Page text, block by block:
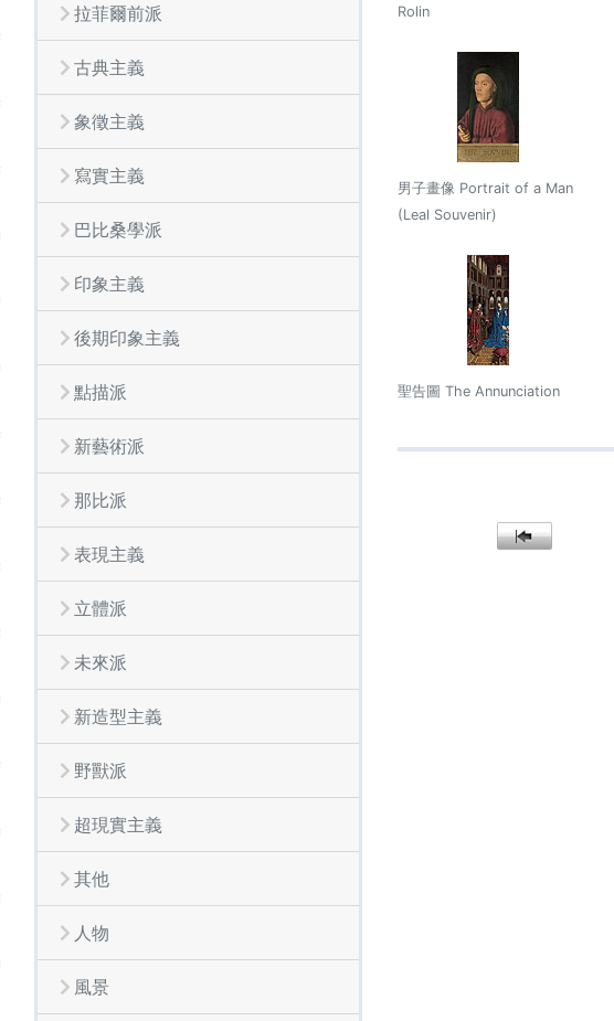
拉菲爾前派
古典主義
象徵主義
寫實主義
巴比桑學派
印象主義
後期印象主義
點描派
新藝術派
那比派
表現主義
立體派
未來派
新造型主義
野獸派
超現實主義
其他
人物
風景
Rolin
男子畫像 Portrait of a Man
(Leal Souvenir)
聖告圖 The Annunciation